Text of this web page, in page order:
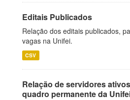
Editais Publicados
Relação dos editais publicados,
vagas na Unifei.
CSV
Relação de servidores
quadro permanente da